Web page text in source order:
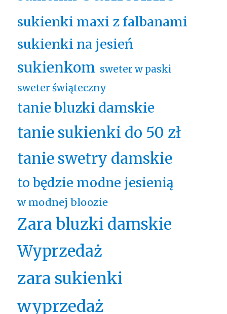
sukienki maxi z falbanami
sukienki na jesień
sukienkom sweter w paski
sweter świąteczny
tanie bluzki damskie
tanie sukienki do 50 zł
tanie swetry damskie
to będzie modne jesienią
w modnej bloozie
Zara bluzki damskie
Wyprzedaż
zara sukienki
wyprzedaż